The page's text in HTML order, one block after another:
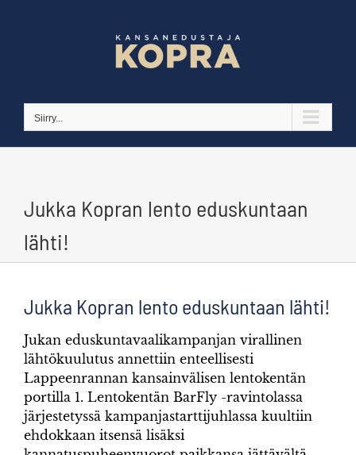
Siirry...
Jukka Kopran lento eduskuntaan
lähti!
Jukka Kopran lento eduskuntaan lähti!
Jukan eduskuntavaalikampanjan virallinen
lähtökuulutus annettiin enteellisesti
Lappeenrannan kansainvälisen lentokentän
portilla 1. Lentokentän BarFly -ravintolassa
järjestetyssä kampanjastarttijuhlassa kuultiin
ehdokkaan itsensä lisäksi